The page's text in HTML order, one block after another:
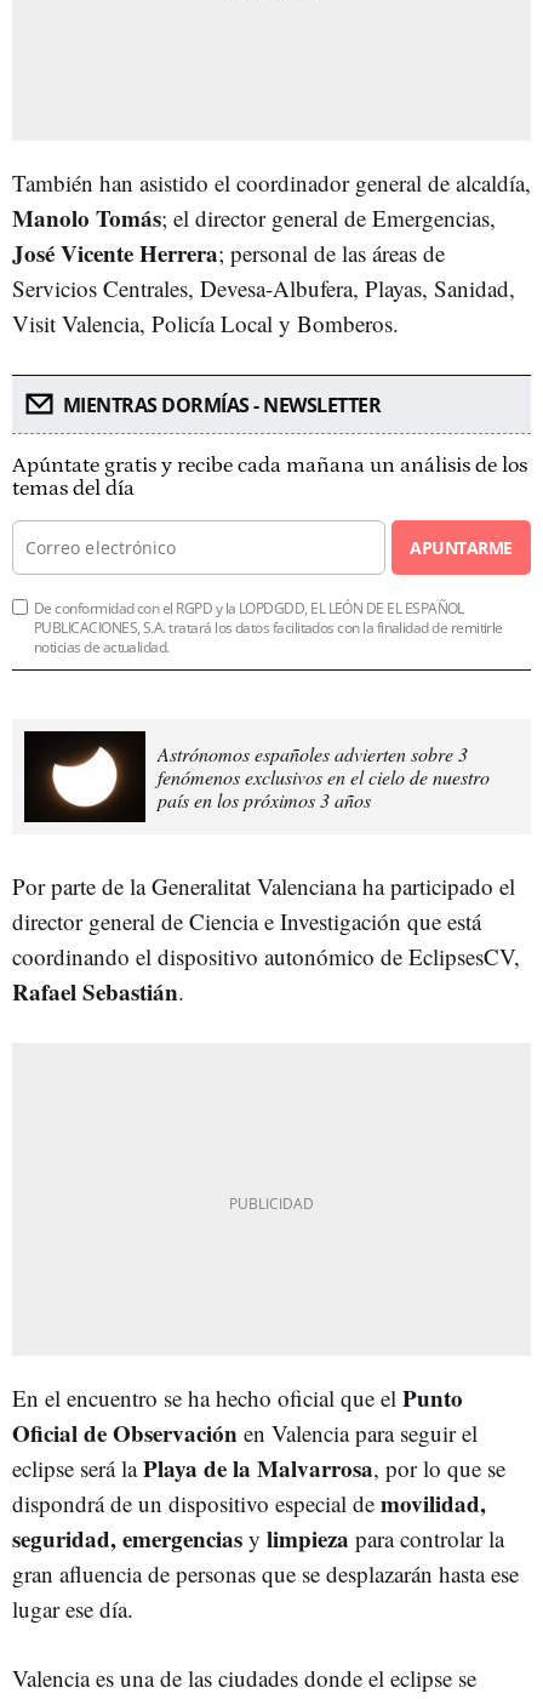
También han asistido el coordinador general de alcaldía,
Manolo Tomás; el director general de Emergencias,
José Vicente Herrera; personal de las áreas de
Servicios Centrales, Devesa-Albufera, Playas, Sanidad,
Visit Valencia, Policía Local y Bomberos.
MIENTRAS DORMÍAS - NEWSLETTER
Apúntate gratis y recibe cada mañana un análisis de los
temas del día
APUNTARME
De conformidad con el RGPD y la LOPDGDD, EL LEÓN DE EL ESPAÑOL
PUBLICACIONES, S.A. tratará los datos facilitados con la finalidad de remitirle
noticias de actualidad.
Astrónomos españoles advierten sobre 3
fenómenos exclusivos en el cielo de nuestro
país en los próximos 3 años
Por parte de la Generalitat Valenciana ha participado el
director general de Ciencia e Investigación que está
coordinando el dispositivo autonómico de EclipsesCV,
Rafael Sebastián.
En el encuentro se ha hecho oficial que el Punto
Oficial de Observación en Valencia para seguir el
eclipse será laPlaya de la Malvarrosa, por lo que se
dispondrá de un dispositivo especial de movilidad,
seguridad, emergencias y limpieza para controlar la
gran afluencia de personas que se desplazarán hasta ese
lugar ese día.
Valencia es una de las ciudades donde el eclipse se